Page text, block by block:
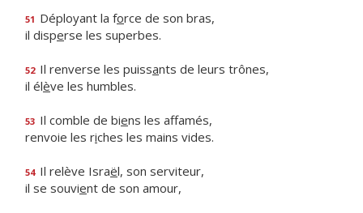
51 Déployant la force de son bras,
il disperse les superbes.
52 Il renverse les puissants de leurs trônes,
il élève les humbles.
53 Il comble de biens les affamés,
renvoie les riches les mains vides.
54 Il relève Israël, son serviteur,
il se souvient de son amour,